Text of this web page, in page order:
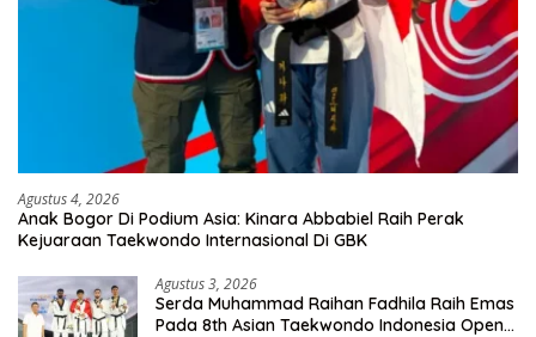
Agustus 4, 2026
Anak Bogor Di Podium Asia: Kinara Abbabiel Raih Perak
Kejuaraan Taekwondo Internasional Di GBK
Agustus 3, 2026
Serda Muhammad Raihan Fadhila Raih Emas
Pada 8th Asian Taekwondo Indonesia Open